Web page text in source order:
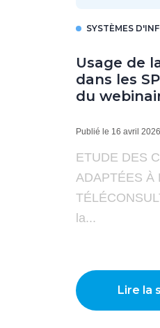
SYSTÈMES
Usage de
dans les
du
Publié le 16 avril 2026
ETUDE DES
ADAPTÉES À
la...
Lire la